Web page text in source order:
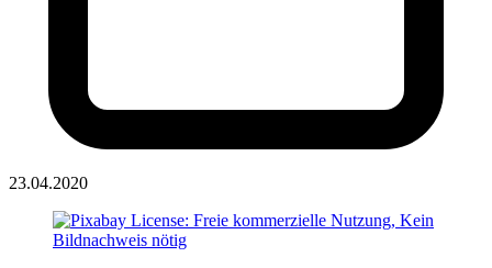
23.04.2020